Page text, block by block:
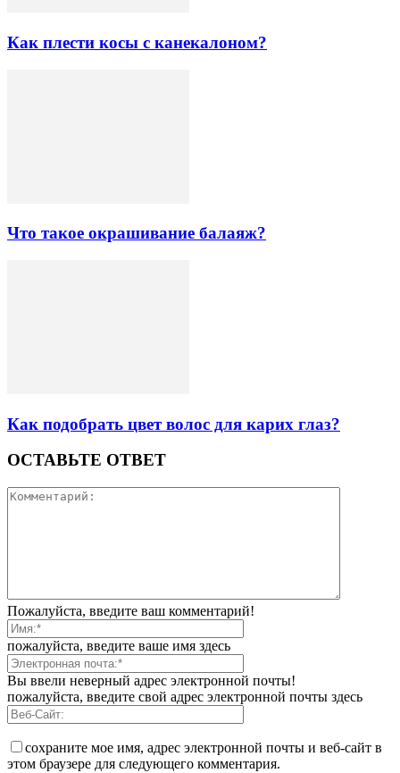
Как плести косы с канекалоном?
Что такое окрашивание балаяж?
Как подобрать цвет волос для карих глаз?
ОСТАВЬТЕ ОТВЕТ
Пожалуйста, введите ваш комментарий!
пожалуйста, введите ваше имя здесь
Вы ввели неверный адрес электронной почты!
пожалуйста, введите свой адрес электронной почты здесь
сохраните мое имя, адрес электронной почты и веб-сайт в
этом браузере для следующего комментария.